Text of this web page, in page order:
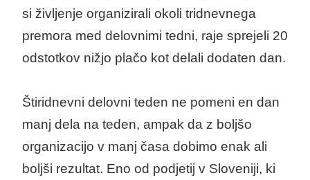
si življenje organizirali okoli tridnevnega
premora med delovnimi tedni, raje sprejeli 20
odstotkov nižjo plačo kot delali dodaten dan.
Štiridnevni delovni teden ne pomeni en dan
manj dela na teden, ampak da z boljšo
organizacijo v manj časa dobimo enak ali
boljši rezultat. Eno od podjetij v Sloveniji, ki